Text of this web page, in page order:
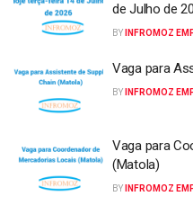
de Julho de
BY INFROMOZ
Vaga para
BY INFROMOZ
Vaga para
(Matola)
BY INFROMOZ